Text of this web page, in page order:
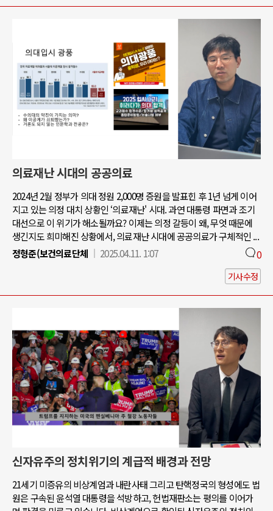
의료재난 시대의 공공의료
2024년 2월 정부가 의대 정원 2,000명 증원을 발표힌 후 1년 넘게 이어
지고 있는 의정 대치 상황인 ‘의료재난' 시대. 과연 대통령 파면과 조기
대선으로 이 위기가 해소될까요? 이제는 의정 갈등이 왜, 무엇 때문에
생긴지도 희미해진 상황에서, 의료재난 시대에 공공의료가 구체적인 ...
정형준(보건의료단체
2025.04.11. 1:07 0
기사수정
신자유주의 정치위기의 계급적 배경과 전망
21세기 미증유의 비상계엄과 내란사태 그리고 탄핵정국의 형성에도 법
원은 구속된 윤석열 대통령을 석방하고, 헌법재판소는 평의를 이어가